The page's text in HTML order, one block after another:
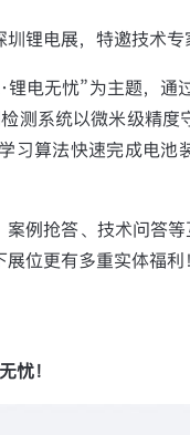
锂电展，特邀技术
锂电无忧”为主题，
测系统以微米级精
习算法快速完成电
案例抢答、技术问答
位更有多重实体福
忧！